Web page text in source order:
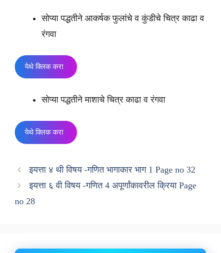
सोप्या पद्धतीने आकर्षक फुलांचे व कुंडीचे चित्र काढा व
रंगवा
येथे क्लिक करा
सोप्या पद्धतीने माशाचे चित्र काढा व रंगवा
येथे क्लिक करा
इयत्ता ४ थी विषय -गणित भागाकार भाग 1 Page no 32
इयत्ता ६ वी विषय -गणित 4 अपूर्णांकावरील क्रिया Page
no 28